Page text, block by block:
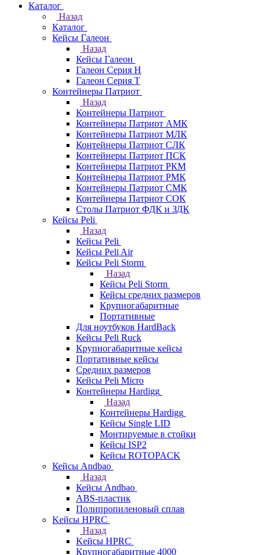
Каталог
Назад
Каталог
Кейсы Галеон
Назад
Кейсы Галеон
Галеон Серия Н
Галеон Серия Т
Контейнеры Патриот
Назад
Контейнеры Патриот
Контейнеры Патриот АМК
Контейнеры Патриот МЛК
Контейнеры Патриот CЛК
Контейнеры Патриот ПСК
Контейнеры Патриот РКМ
Контейнеры Патриот РМК
Контейнеры Патриот СМК
Контейнеры Патриот СОК
Столы Патриот ФДК и ЗДК
Кейсы Peli
Назад
Кейсы Peli
Кейсы Peli Air
Кейсы Peli Storm
Назад
Кейсы Peli Storm
Кейсы средних размеров
Крупногабаритные
Портативные
Для ноутбуков HardBack
Кейсы Peli Ruck
Крупногабаритные кейсы
Портативные кейсы
Средних размеров
Кейсы Peli Micro
Контейнеры Hardigg
Назад
Контейнеры Hardigg
Кейсы Single LID
Монтируемые в стойки
Кейсы ISP2
Кейсы ROTOPACK
Кейсы Andbao
Назад
Кейсы Andbao
ABS-пластик
Полипропиленовый сплав
Kейсы HPRC
Назад
Kейсы HPRC
Крупногабаритные 4000